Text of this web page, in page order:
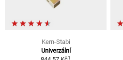
Kern-Stabi
Univerzální
1